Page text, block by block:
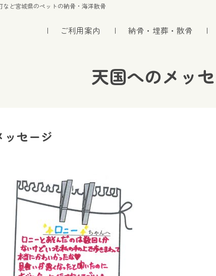
ど宮城県のペットの納骨・海洋散骨
ご利用案内 納骨・埋葬・散骨
天国へのメッ
ッセージ